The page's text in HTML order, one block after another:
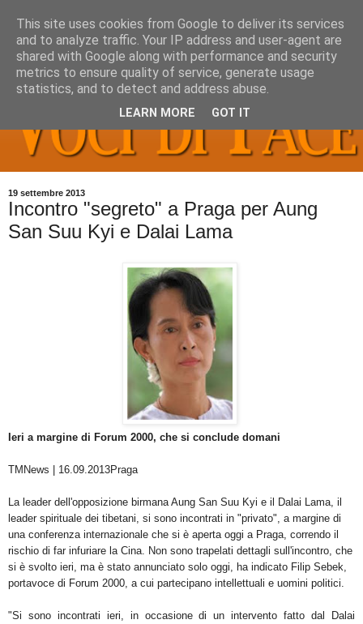
19 settembre 2013
Incontro "segreto" a Praga per Aung
San Suu Kyi e Dalai Lama
Ieri a margine di Forum 2000, che si conclude domani
TMNews | 16.09.2013Praga
La leader dell'opposizione birmana Aung San Suu Kyi e il Dalai Lama, il
leader spirituale dei tibetani, si sono incontrati in "privato", a margine di
una conferenza internazionale che si è aperta oggi a Praga, correndo il
rischio di far infuriare la Cina. Non sono trapelati dettagli sull'incontro, che
si è svolto ieri, ma è stato annunciato solo oggi, ha indicato Filip Sebek,
portavoce di Forum 2000, a cui partecipano intellettuali e uomini politici.
"Si sono incontrati ieri, in occasione di un intervento fatto dal Dalai
This site uses cookies from Google to deliver its services
and to analyze traffic. Your IP address and user-agent are
shared with Google along with performance and security
metrics to ensure quality of service, generate usage
statistics, and to detect and address abuse.
LEARN MORE GOT IT